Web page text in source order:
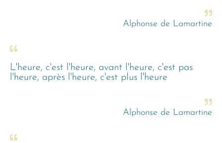
Alphonse de Lamartine
L'heure, c'est l'heure, avant l'heure, c'est pas
l'heure, après l'heure, c'est plus l'heure
Alphonse de Lamartine